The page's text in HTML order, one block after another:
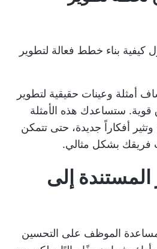
بناء خطط فعالة لتطوير
أمثلة وعينات حقيقية لتطوير
قوية. ستساعدك هذه الأمثلة
أفكاراً جديدة، حتى تتمكن
بشكل مثالي.
إلى
الموظف على التحسين